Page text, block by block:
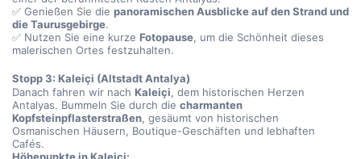
✅ Genießen Sie die panoramischen Ausblicke auf den Strand und
die Taurusgebirge.
✅ Nutzen Sie eine kurze Fotopause, um die Schönheit dieses
malerischen Ortes festzuhalten.
Stopp 3: Kaleiçi (Altstadt Antalya)
Danach fahren wir nach Kaleiçi, dem historischen Herzen
Antalyas. Bummeln Sie durch die charmanten
Kopfsteinpflasterstraßen, gesäumt von historischen
Osmanischen Häusern, Boutique-Geschäften und lebhaften
Cafés.